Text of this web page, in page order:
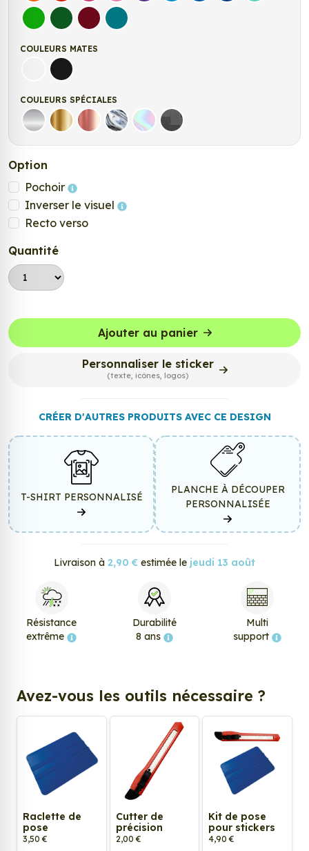
Vert clairVert FoncéBordeauxTurquoise
COULEURS MATES
Blanc matNoir mat
COULEURS SPÉCIALES
Argent Or Rose Gold
ChromeHolographique
Carbone Noir
Option
Pochoir
Inverser le visuel
Recto verso
Quantité
Ajouter au panier
Personnaliser le sticker
(texte, icônes, logos)
CRÉER D'AUTRES PRODUITS AVEC CE DESIGN
T-SHIRT PERSONNALISÉ
PLANCHE À DÉCOUPER
PERSONNALISÉE
Livraison à 2,90 € estimée le jeudi 13 août
Résistance
extrême
Durabilité
8 ans
Multi
support
Avez-vous les outils nécessaire ?
Raclette de
pose
3,50 €
Cutter de
précision
2,00 €
Kit de pose
pour stickers
4,90 €